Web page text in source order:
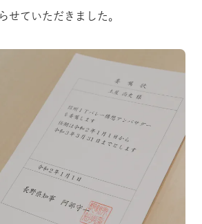
せていただきました。